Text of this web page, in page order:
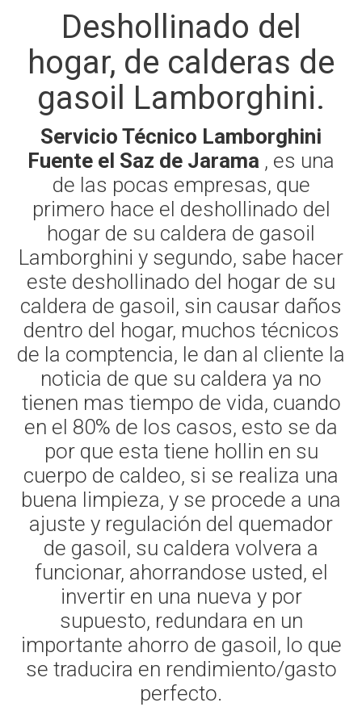
Deshollinado del
hogar, de calderas de
gasoil Lamborghini.
Servicio Técnico Lamborghini
Fuente el Saz de Jarama , es una
de las pocas empresas, que
primero hace el deshollinado del
hogar de su caldera de gasoil
Lamborghini y segundo, sabe hacer
este deshollinado del hogar de su
caldera de gasoil, sin causar daños
dentro del hogar, muchos técnicos
de la comptencia, le dan al cliente la
noticia de que su caldera ya no
tienen mas tiempo de vida, cuando
en el 80% de los casos, esto se da
por que esta tiene hollin en su
cuerpo de caldeo, si se realiza una
buena limpieza, y se procede a una
ajuste y regulación del quemador
de gasoil, su caldera volvera a
funcionar, ahorrandose usted, el
invertir en una nueva y por
supuesto, redundara en un
importante ahorro de gasoil, lo que
se traducira en rendimiento/gasto
perfecto.